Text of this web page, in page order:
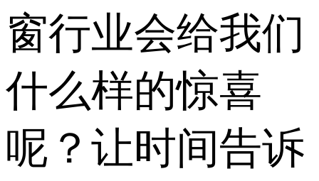
窗行业会给我们
什么样的惊喜
呢？让时间告诉